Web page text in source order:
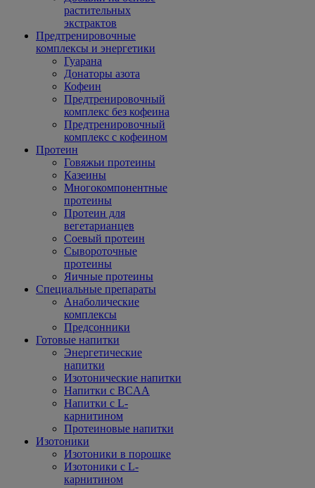
растительных
экстрактов
Предтренировочные
комплексы и энергетики
Гуарана
Донаторы азота
Кофеин
Предтренировочный
комплекс без кофеина
Предтренировочный
комплекс с кофеином
Протеин
Говяжьи протеины
Казеины
Многокомпонентные
протеины
Протеин для
вегетарианцев
Соевый протеин
Сывороточные
протеины
Яичные протеины
Специальные препараты
Анаболические
комплексы
Предсонники
Готовые напитки
Энергетические
напитки
Изотонические напитки
Напитки с BCAA
Напитки с L-
карнитином
Протеиновые напитки
Изотоники
Изотоники в порошке
Изотоники с L-
карнитином